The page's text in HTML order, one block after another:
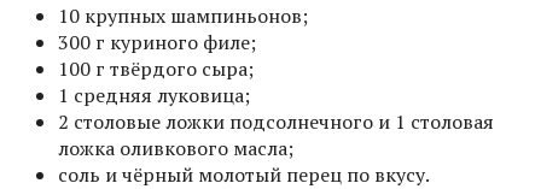
10 крупных шампиньонов;
300 г куриного филе;
100 г твёрдого сыра;
1 средняя луковица;
2 столовые ложки подсолнечного и 1 столовая
ложка оливкового масла;
соль и чёрный молотый перец по вкусу.